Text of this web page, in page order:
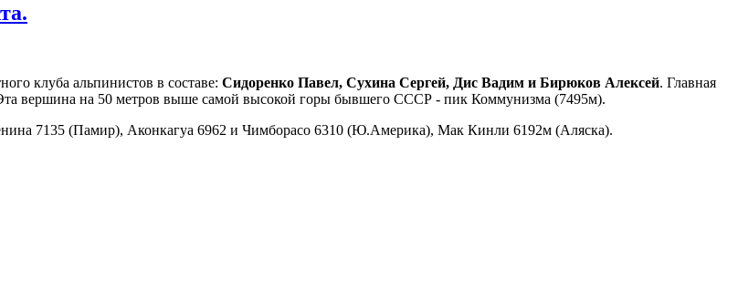
клуба альпинистов в составе: Сидоренко Павел, Сухина Сергей, Дис Вадим и Бирюков Алексей. Главная
вершина на 50 метров выше самой высокой горы бывшего СССР - пик Коммунизма (7495м).
7135 (Памир), Аконкагуа 6962 и Чимборасо 6310 (Ю.Америка), Мак Кинли 6192м (Аляска).